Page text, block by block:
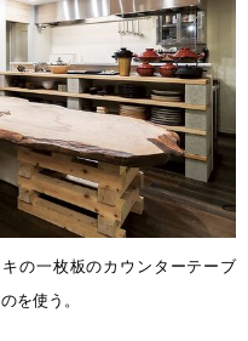
の一枚板のカウンターテーブ
を使う。